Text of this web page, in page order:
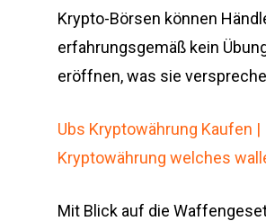
Krypto-Börsen können
erfahrungsgemäß kein
eröffnen, was sie
Ubs Kryptowährung Kaufen |
Kryptowährung welches
Mit Blick auf die